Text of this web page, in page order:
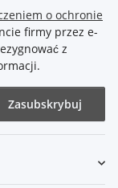
o ochronie
firmy przez e-
z
Zasubskrybuj